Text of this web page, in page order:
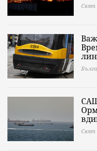
Свят
Свят